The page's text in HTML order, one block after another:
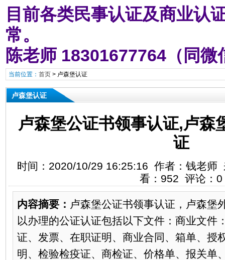
目前各类民事认证及商业认
常。
陈老师 18301677764（同微
当前位置： 首页> 卢森堡认证
卢森堡认证
卢森堡公证书领事认证,卢森
证
时间：2020/10/29 16:25:16 作者：钱老师
看：952 评论：0
内容摘要： 卢森堡公证书领事认证，卢森堡
以办理的公证认证包括以下文件：商业文件
证、发票、在职证明、商业合同、箱单、授
明、检验检疫证、商检证、价格单、报关单